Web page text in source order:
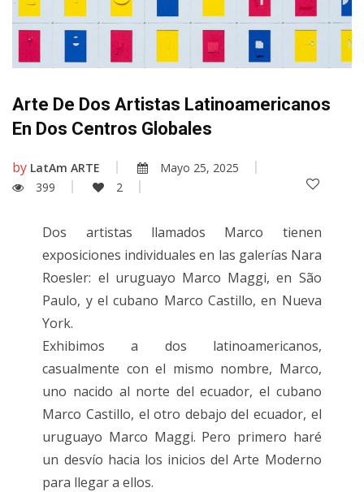
Arte De Dos Artistas Latinoamericanos
En Dos Centros Globales
by LatAm ARTE
Mayo 25, 2025
399
2
Dos artistas llamados Marco tienen
exposiciones individuales en las galerías Nara
Roesler: el uruguayo Marco Maggi, en São
Paulo, y el cubano Marco Castillo, en Nueva
York.
Exhibimos a dos latinoamericanos,
casualmente con el mismo nombre, Marco,
uno nacido al norte del ecuador, el cubano
Marco Castillo, el otro debajo del ecuador, el
uruguayo Marco Maggi. Pero primero haré
un desvío hacia los inicios del Arte Moderno
para llegar a ellos.